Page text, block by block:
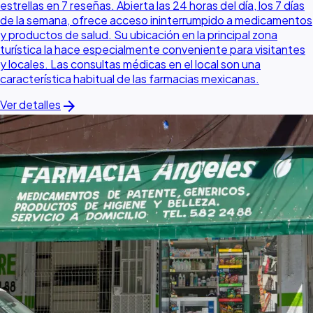
estrellas en 7 reseñas. Abierta las 24 horas del día, los 7 días
de la semana, ofrece acceso ininterrumpido a medicamentos
y productos de salud. Su ubicación en la principal zona
turística la hace especialmente conveniente para visitantes
y locales. Las consultas médicas en el local son una
característica habitual de las farmacias mexicanas.
Ver detalles arrow_forward